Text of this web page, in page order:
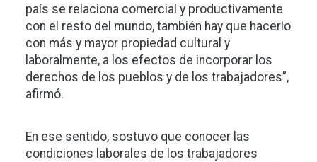
país se relaciona comercial y productivamente
con el resto del mundo, también hay que hacerlo
con más y mayor propiedad cultural y
laboralmente, a los efectos de incorporar los
derechos de los pueblos y de los trabajadores”,
afirmó.
En ese sentido, sostuvo que conocer las
condiciones laborales de los trabajadores